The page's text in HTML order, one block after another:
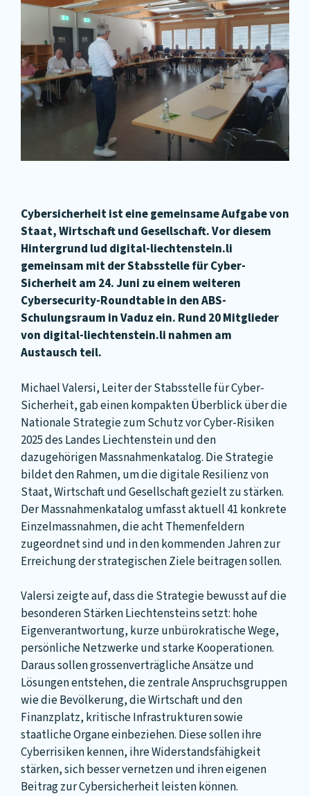
Cybersicherheit ist eine gemeinsame Aufgabe von
Staat, Wirtschaft und Gesellschaft. Vor diesem
Hintergrund lud digital-liechtenstein.li
gemeinsam mit der Stabsstelle für Cyber-
Sicherheit am 24. Juni zu einem weiteren
Cybersecurity-Roundtable in den ABS-
Schulungsraum in Vaduz ein. Rund 20 Mitglieder
von digital-liechtenstein.li nahmen am
Austausch teil.
Michael Valersi, Leiter der Stabsstelle für Cyber-
Sicherheit, gab einen kompakten Überblick über die
Nationale Strategie zum Schutz vor Cyber-Risiken
2025 des Landes Liechtenstein und den
dazugehörigen Massnahmenkatalog. Die Strategie
bildet den Rahmen, um die digitale Resilienz von
Staat, Wirtschaft und Gesellschaft gezielt zu stärken.
Der Massnahmenkatalog umfasst aktuell 41 konkrete
Einzelmassnahmen, die acht Themenfeldern
zugeordnet sind und in den kommenden Jahren zur
Erreichung der strategischen Ziele beitragen sollen.
Valersi zeigte auf, dass die Strategie bewusst auf die
besonderen Stärken Liechtensteins setzt: hohe
Eigenverantwortung, kurze unbürokratische Wege,
persönliche Netzwerke und starke Kooperationen.
Daraus sollen grossenverträgliche Ansätze und
Lösungen entstehen, die zentrale Anspruchsgruppen
wie die Bevölkerung, die Wirtschaft und den
Finanzplatz, kritische Infrastrukturen sowie
staatliche Organe einbeziehen. Diese sollen ihre
Cyberrisiken kennen, ihre Widerstandsfähigkeit
stärken, sich besser vernetzen und ihren eigenen
Beitrag zur Cybersicherheit leisten können.